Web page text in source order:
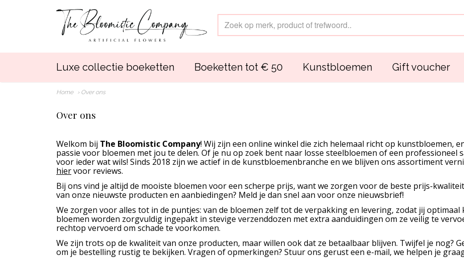
Luxe collectie boeketten Boeketten tot € 50 Kunstbloemen Gift voucher
Home › Over ons
Over ons
Welkom bij The Bloomistic Company! Wij zijn een online winkel die zich helemaal richt op kunstbloemen,
passie voor bloemen met jou te delen. Of je nu op zoek bent naar losse steelbloemen of een professioneel
voor ieder wat wils! Sinds 2018 zijn we actief in de kunstbloemenbranche en we blijven ons assortiment
hiervoor reviews.
Bij ons vind je altijd de mooiste bloemen voor een scherpe prijs, want we zorgen voor de beste prijs-
van onze nieuwste producten en aanbiedingen? Meld je dan snel aan voor onze nieuwsbrief!
We zorgen voor alles tot in de puntjes: van de bloemen zelf tot de verpakking en levering, zodat jij optimaal
bloemen worden zorgvuldig ingepakt in stevige verzenddozen met extra aanduidingen om ze veilig te
rechtop vervoerd om schade te voorkomen.
We zijn trots op de kwaliteit van onze producten, maar willen ook dat ze betaalbaar blijven. Twijfel je nog?
om je bestelling rustig te bekijken. Vragen of opmerkingen? Stuur ons gerust een e-mail, we helpen je